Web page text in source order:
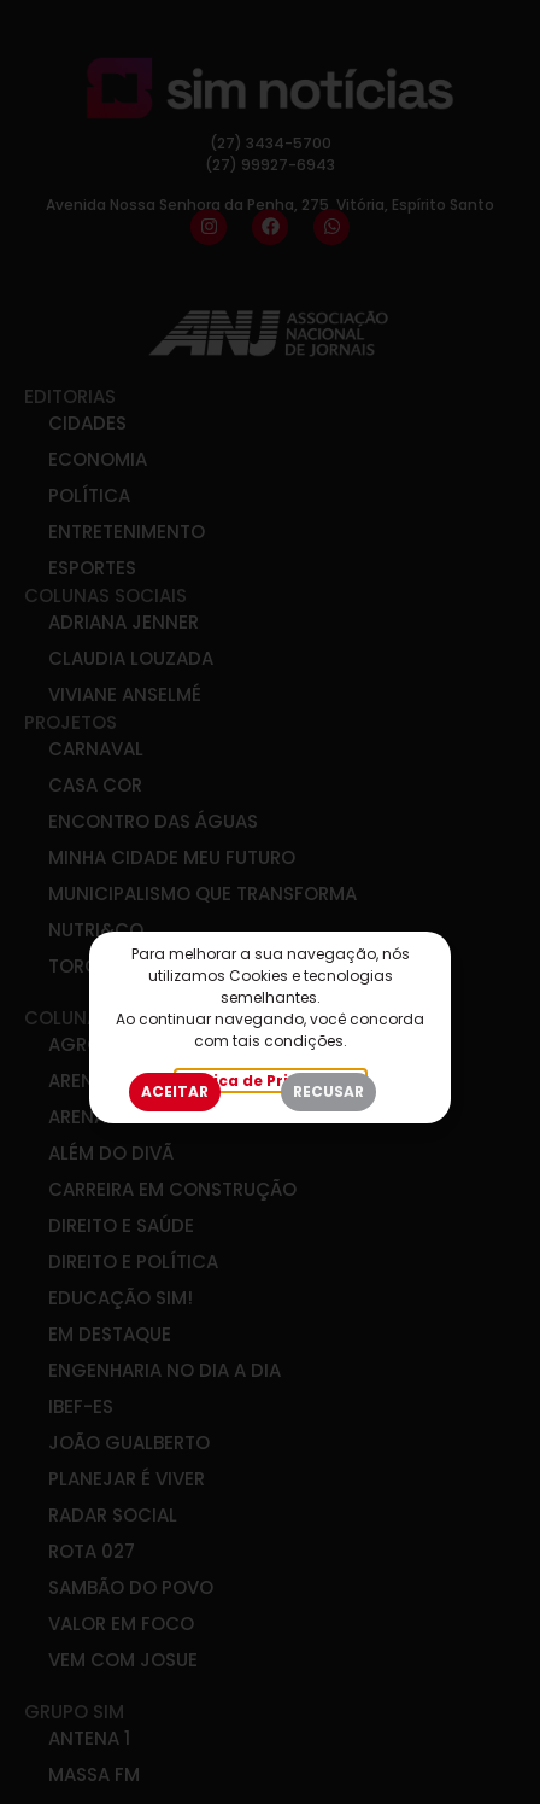
(27) 3434-5700
(27) 99927-6943
Avenida Nossa Senhora da Penha, 275, Vitória, Espírito Santo
EDITORIAS
CIDADES
ECONOMIA
POLÍTICA
ENTRETENIMENTO
ESPORTES
COLUNAS SOCIAIS
ADRIANA JENNER
CLAUDIA LOUZADA
VIVIANE ANSELMÉ
PROJETOS
CARNAVAL
CASA COR
ENCONTRO DAS ÁGUAS
MINHA CIDADE MEU FUTURO
MUNICIPALISMO QUE TRANSFORMA
NUTRI&CO
TORCIDA SIM
COLUNAS
AGRO & COOP
ARENA DE IDEIAS
ARENA DIGITAL
ALÉM DO DIVÃ
CARREIRA EM CONSTRUÇÃO
DIREITO E SAÚDE
DIREITO E POLÍTICA
EDUCAÇÃO SIM!
EM DESTAQUE
ENGENHARIA NO DIA A DIA
IBEF-ES
JOÃO GUALBERTO
PLANEJAR É VIVER
RADAR SOCIAL
ROTA 027
SAMBÃO DO POVO
VALOR EM FOCO
VEM COM JOSUE
GRUPO SIM
ANTENA 1
MASSA FM
Para melhorar a sua navegação, nós
utilizamos Cookies e tecnologias
semelhantes.
Ao continuar navegando, você concorda
com tais condições.
Política de Privacidade
ACEITAR RECUSAR